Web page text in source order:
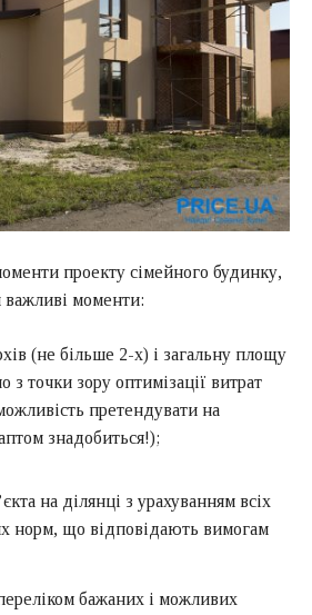
проекту сімейного будинку,
важливі моменти:
(не більше 2-х) і загальну площу
точки зору оптимізації витрат
претендувати на
знадобиться!);
на ділянці з урахуванням всіх
норм, що відповідають вимогам
бажаних і можливих